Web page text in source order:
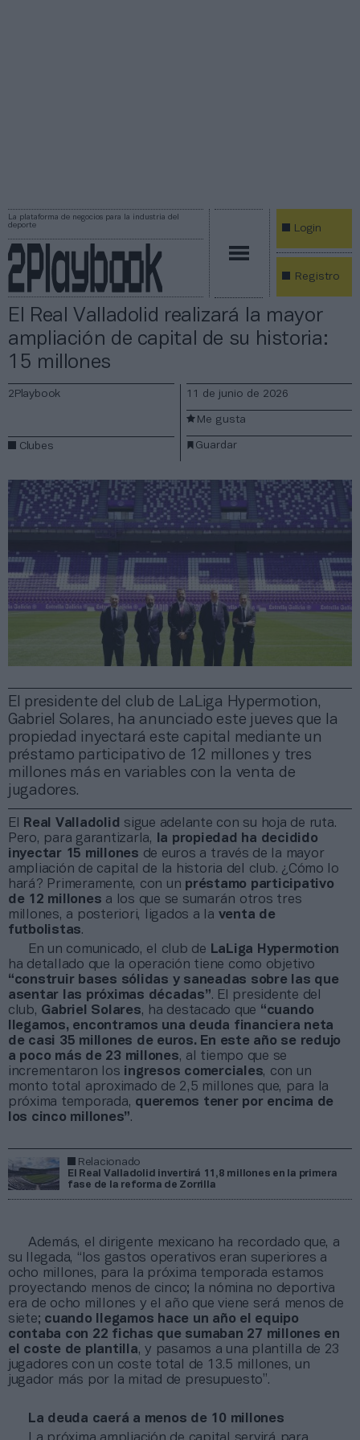
La plataforma de negocios para la industria del
deporte
Login
Registro
El Real Valladolid realizará la mayor
ampliación de capital de su historia:
15 millones
El presidente del club de LaLiga Hypermotion,
Gabriel Solares, ha anunciado este jueves que la
propiedad inyectará este capital mediante un
préstamo participativo de 12 millones y tres
millones más en variables con la venta de
jugadores.
2Playbook
Clubes
11 de junio de 2026
Guardar
Me gusta
El Real Valladolid sigue adelante con su hoja de ruta.
Pero, para garantizarla,
la propiedad ha decidido
inyectar 15 millones de euros a través de la mayor
ampliación de capital de la historia del club. ¿Cómo lo
hará? Primeramente, con un préstamo participativo
de 12 millones a los que se sumarán otros tres
millones, a posteriori, ligados a la venta de
futbolistas.
En un comunicado, el club de LaLiga Hypermotion
ha detallado que la operación tiene como objetivo
“construir bases sólidas y saneadas sobre las que
asentar las próximas décadas”. El presidente del
club, Gabriel Solares, ha destacado que “cuando
llegamos, encontramos una deuda financiera neta
de casi 35 millones de euros. En este año se redujo
a poco más de 23 millones, al tiempo que se
incrementaron los ingresos comerciales, con un
monto total aproximado de 2,5 millones que, para la
próxima temporada, queremos tener por encima de
los cinco millones”.
Relacionado
El Real Valladolid invertirá 11,8 millones en la primera
fase de la reforma de Zorrilla
Además, el dirigente mexicano ha recordado que, a
su llegada, “los gastos operativos eran superiores a
ocho millones, para la próxima temporada estamos
proyectando menos de cinco; la nómina no deportiva
era de ocho millones y el año que viene será menos de
siete; cuando llegamos hace un año el equipo
contaba con 22 fichas que sumaban 27 millones en
el coste de plantilla, y pasamos a una plantilla de 23
jugadores con un coste total de 13.5 millones, un
jugador más por la mitad de presupuesto”.
La deuda caerá a menos de 10 millones